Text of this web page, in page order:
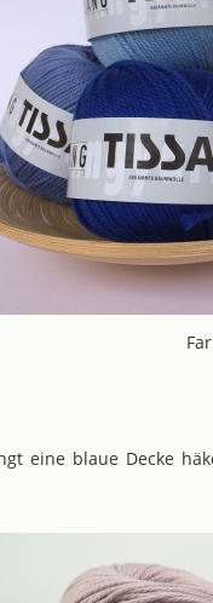
eine blaue Decke